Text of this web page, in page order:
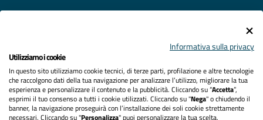
Privacy
Accessibilità
Informativa sulla privacy
Utilizziamo i cookie
In questo sito utilizziamo cookie tecnici, di terze parti, profilazione e altre tecnologie
che raccolgono dati della tua navigazione per analizzare l’utilizzo, migliorare la tua
esperienza e personalizzare il contenuto e la pubblicità. Cliccando su “Accetta”,
esprimi il tuo consenso a tutti i cookie utilizzati. Cliccando su "Nega" o chiudendo il
banner, la navigazione proseguirà con l’installazione dei soli cookie strettamente
necessari. Cliccando su "Personalizza" puoi personalizzare la tua scelta.